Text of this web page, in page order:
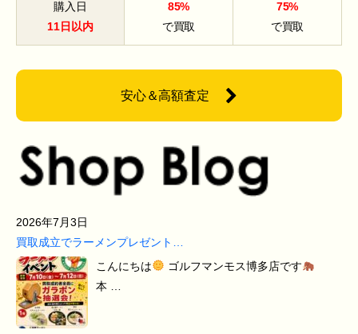
購入日
11日以内
85%
で買取
75%
で買取
安心＆高額査定
2026年7月3日
買取成立でラーメンプレゼント…
こんにちは
ゴルフマンモス博多店です
本 …